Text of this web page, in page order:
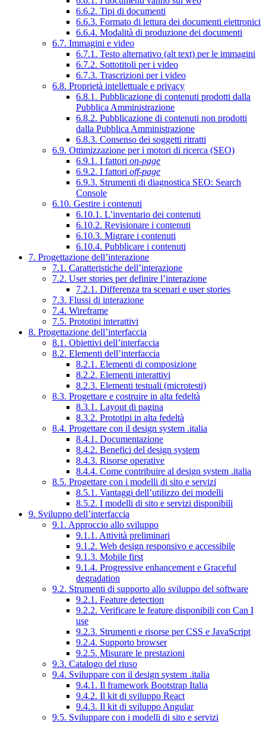
6.6.2. Tipi di documenti
6.6.3. Formato di lettura dei documenti elettronici
6.6.4. Modalità di produzione dei documenti
6.7. Immagini e video
6.7.1. Testo alternativo (alt text) per le immagini
6.7.2. Sottotitoli per i video
6.7.3. Trascrizioni per i video
6.8. Proprietà intellettuale e privacy
6.8.1. Pubblicazione di contenuti prodotti dalla
Pubblica Amministrazione
6.8.2. Pubblicazione di contenuti non prodotti
dalla Pubblica Amministrazione
6.8.3. Consenso dei soggetti ritratti
6.9. Ottimizzazione per i motori di ricerca (SEO)
6.9.1. I fattori on-page
6.9.2. I fattori off-page
6.9.3. Strumenti di diagnostica SEO: Search
Console
6.10. Gestire i contenuti
6.10.1. L’inventario dei contenuti
6.10.2. Revisionare i contenuti
6.10.3. Migrare i contenuti
6.10.4. Pubblicare i contenuti
7. Progettazione dell’interazione
7.1. Caratteristiche dell’interazione
7.2. User stories per definire l’interazione
7.2.1. Differenza tra scenari e user stories
7.3. Flussi di interazione
7.4. Wireframe
7.5. Prototipi interattivi
8. Progettazione dell’interfaccia
8.1. Obiettivi dell’interfaccia
8.2. Elementi dell’interfaccia
8.2.1. Elementi di composizione
8.2.2. Elementi interattivi
8.2.3. Elementi testuali (microtesti)
8.3. Progettare e costruire in alta fedeltà
8.3.1. Layout di pagina
8.3.2. Prototipi in alta fedeltà
8.4. Progettare con il design system .italia
8.4.1. Documentazione
8.4.2. Benefici del design system
8.4.3. Risorse operative
8.4.4. Come contribuire al design system .italia
8.5. Progettare con i modelli di sito e servizi
8.5.1. Vantaggi dell’utilizzo dei modelli
8.5.2. I modelli di sito e servizi disponibili
9. Sviluppo dell’interfaccia
9.1. Approccio allo sviluppo
9.1.1. Attività preliminari
9.1.2. Web design responsivo e accessibile
9.1.3. Mobile first
9.1.4. Progressive enhancement e Graceful
degradation
9.2. Strumenti di supporto allo sviluppo del software
9.2.1. Feature detection
9.2.2. Verificare le feature disponibili con Can I
use
9.2.3. Strumenti e risorse per CSS e JavaScript
9.2.4. Supporto browser
9.2.5. Misurare le prestazioni
9.3. Catalogo del riuso
9.4. Sviluppare con il design system .italia
9.4.1. Il framework Bootstrap Italia
9.4.2. Il kit di sviluppo React
9.4.3. Il kit di sviluppo Angular
9.5. Sviluppare con i modelli di sito e servizi